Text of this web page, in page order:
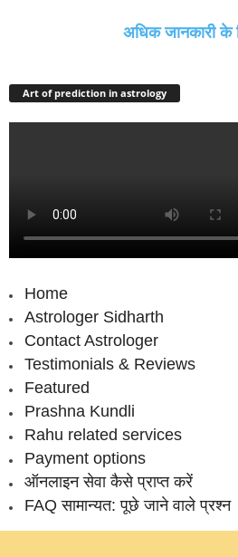
अधिक जानकारी के
Art of prediction in astrology
Home
Astrologer Sidharth
Contact Astrologer
Testimonials & Reviews
Featured
Prashna Kundli
Rahu related services
Payment options
ऑनलाइन सेवा कैसे प्राप्‍त करें
FAQ सामान्‍यत: पूछे जाने वाले प्रश्‍न